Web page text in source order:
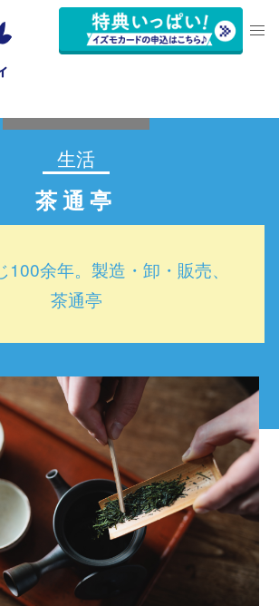
生活
茶通亭
100余年。製造・卸・販売、
茶通亭